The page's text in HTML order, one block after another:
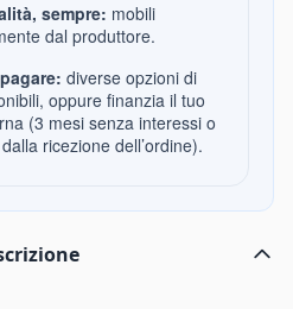
sempre: mobili
dal produttore.
diverse opzioni di
oppure finanzia il tuo
(3 mesi senza interessi o
ricezione dell’ordine).